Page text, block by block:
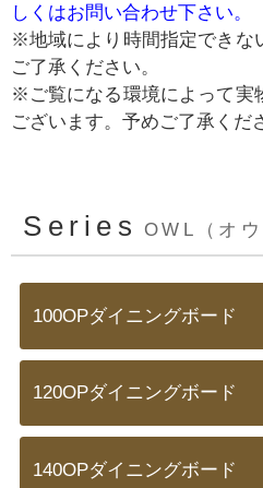
しくはお問い合わせ下さい。
※地域により時間指定できな
ご了承ください。
※ご覧になる環境によって実
ございます。予めご了承くだ
Series OWL（オ
100OPダイニングボード
120OPダイニングボード
140OPダイニングボード